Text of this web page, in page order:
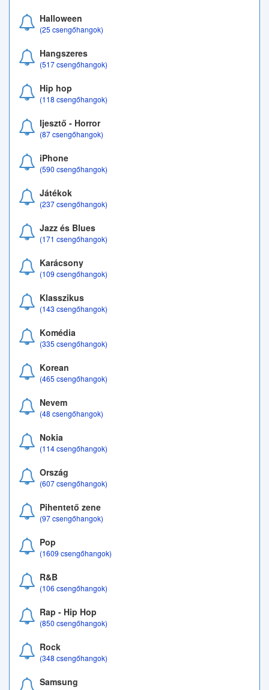
Halloween
(25 csengőhangok)
Hangszeres
(517 csengőhangok)
Hip hop
(118 csengőhangok)
Ijesztő - Horror
(87 csengőhangok)
iPhone
(590 csengőhangok)
Játékok
(237 csengőhangok)
Jazz és Blues
(171 csengőhangok)
Karácsony
(109 csengőhangok)
Klasszikus
(143 csengőhangok)
Komédia
(335 csengőhangok)
Korean
(465 csengőhangok)
Nevem
(48 csengőhangok)
Nokia
(114 csengőhangok)
Ország
(607 csengőhangok)
Pihentető zene
(97 csengőhangok)
Pop
(1609 csengőhangok)
R&B
(106 csengőhangok)
Rap - Hip Hop
(850 csengőhangok)
Rock
(348 csengőhangok)
Samsung